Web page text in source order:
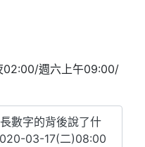
02:00/週六上午09:00/
數字的背後說了什
03-17(二)08:00